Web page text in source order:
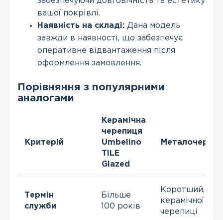
вашої покрівлі.
Наявність на складі: Дана модель
завжди в наявності, що забезпечує
оперативне відвантаження після
оформлення замовлення.
Порівняння з популярними
аналогами
Критерій
Керамічна
черепиця
Umbelino
TILE
Glazed
Термін
служби
Більше
100 років
Коротший, ніж
керамічної
черепиці